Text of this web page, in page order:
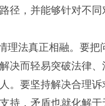
径，并能够针对不
理法真正相融。要
决而轻易突破法律
。要坚持解决合理
持，矛盾也就化解于